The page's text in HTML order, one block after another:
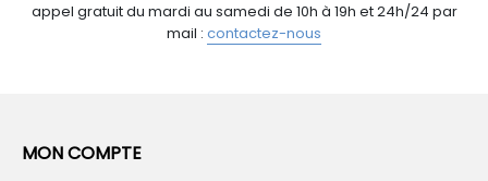
appel gratuit du mardi au samedi de 10h à 19h et 24h/24 par
mail : contactez-nous
MON COMPTE